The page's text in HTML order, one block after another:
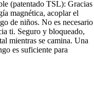
(patentado TSL): Gracias
magnética, acoplar el
de niños. No es necesario
ti. Seguro y bloqueado,
mientras se camina. Una
es suficiente para